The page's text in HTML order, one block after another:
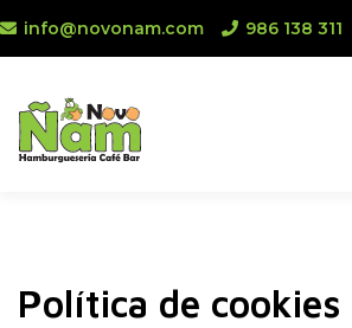
info@novonam.com 986 138 311
Política de cookies